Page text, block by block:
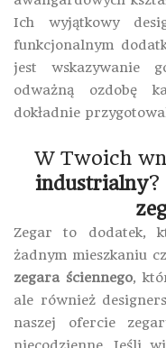
Ich wyjątkowy
funkcjonalnym
jest wskazywanie
odważną ozdobę
dokładnie
W Twoich
industrialny?
Zegar to dodatek,
żadnym mieszkaniu
zegara ściennego,
ale również
naszej ofercie